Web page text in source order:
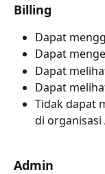
Billing
Dapat
Dapat
Dapat
Dapat
Tidak dapat
di organisasi
Admin